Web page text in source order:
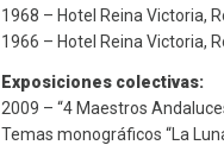
1968 – Hotel Reina Victoria,
1966 – Hotel Reina Victoria,
Exposiciones colectivas:
2009 – “4 Maestros
Temas monográficos “La